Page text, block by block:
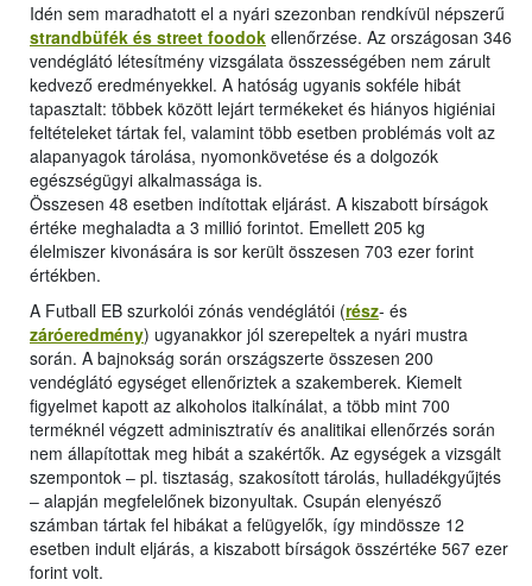
Idén sem maradhatott el a nyári szezonban rendkívül népszerű
strandbüfék és street foodok ellenőrzése. Az országosan 346
vendéglátó létesítmény vizsgálata összességében nem zárult
kedvező eredményekkel. A hatóság ugyanis sokféle hibát
tapasztalt: többek között lejárt termékeket és hiányos higiéniai
feltételeket tártak fel, valamint több esetben problémás volt az
alapanyagok tárolása, nyomonkövetése és a dolgozók
egészségügyi alkalmassága is.
Összesen 48 esetben indítottak eljárást. A kiszabott bírságok
értéke meghaladta a 3 millió forintot. Emellett 205 kg
élelmiszer kivonására is sor került összesen 703 ezer forint
értékben.
A Futball EB szurkolói zónás vendéglátói (rész- és
záróeredmény) ugyanakkor jól szerepeltek a nyári mustra
során. A bajnokság során országszerte összesen 200
vendéglátó egységet ellenőriztek a szakemberek. Kiemelt
figyelmet kapott az alkoholos italkínálat, a több mint 700
terméknél végzett adminisztratív és analitikai ellenőrzés során
nem állapítottak meg hibát a szakértők. Az egységek a vizsgált
szempontok ‒ pl. tisztaság, szakosított tárolás, hulladékgyűjtés
‒ alapján megfelelőnek bizonyultak. Csupán elenyésző
számban tártak fel hibákat a felügyelők, így mindössze 12
esetben indult eljárás, a kiszabott bírságok összértéke 567 ezer
forint volt.